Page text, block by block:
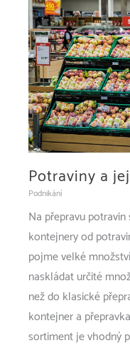
Potraviny a
Podnikání
Na přepravu
kontejnery od
pojme velké
naskládat určité
než do klasické
kontejner a
sortiment je vhodný